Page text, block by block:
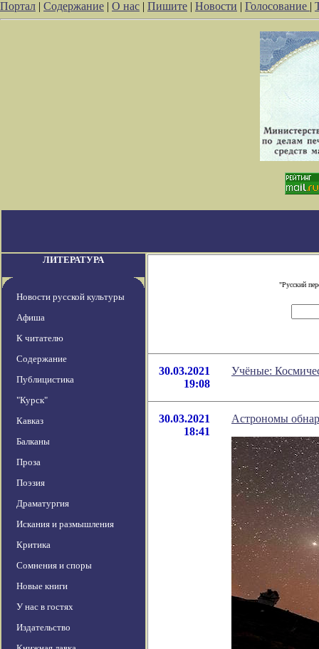
Портал | Содержание | О нас | Пишите | Новости | Голосование |
ЛИТЕРАТУРА
Новости русской культуры
Афиша
К читателю
Содержание
Публицистика
"Курск"
Кавказ
Балканы
Проза
Поэзия
Драматургия
Искания и размышления
Критика
Сомнения и споры
Новые книги
У нас в гостях
Издательство
"Русский
30.03.2021
19:08
Учёные:
30.03.2021
18:41
Астрономы